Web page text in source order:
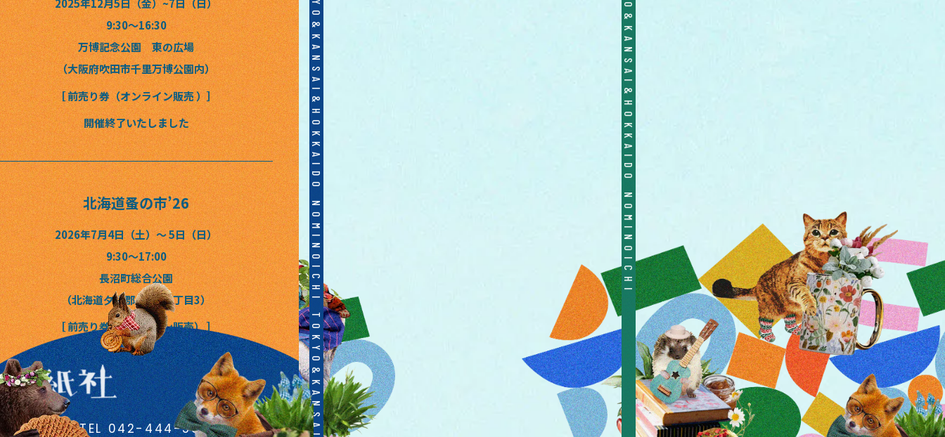
2025年12月5日（金）~7日（日）
9:30〜16:30
万博記念公園 東の広場
（大阪府吹田市千里万博公園内）
［ 前売り券（オンライン販売 ）］
開催終了いたしました
北海道蚤の市’26
2026年7月4日（土）〜 5日（日）
9:30〜17:00
長沼町総合公園
（北海道夕張郡長沼町2丁目3）
［ 前売り券（オンライン販売） ］
開催終了いたしました
TEL 042-444-5367